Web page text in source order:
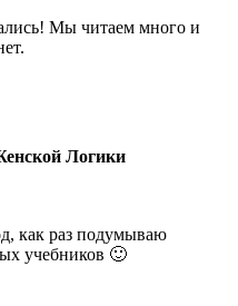
Мы читаем много и
Логики
как раз подумываю
учебников 🙂